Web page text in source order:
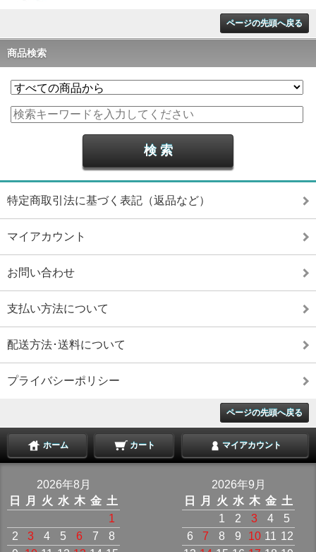
ページの先頭へ戻る
商品検索
特定商取引法に基づく表記（返品など）
マイアカウント
お問い合わせ
支払い方法について
配送方法･送料について
プライバシーポリシー
ページの先頭へ戻る
ホーム カート マイアカウント
2026年8月
日
月 火 水 木 金 土
1
2
3 4 5 6 7
8
2026年9月
日
月 火 水 木 金 土
1
2 3 4
5
6
7 8 9 10 11 12